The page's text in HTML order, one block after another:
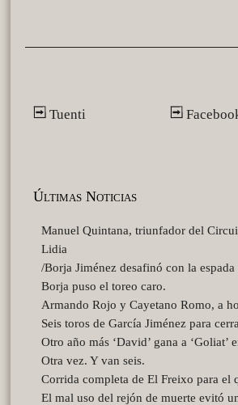
Tuenti
Últimas Noticias
Manuel Quintana, triunfador del
Lidia
/Borja Jiménez desafinó con la
Borja puso el toreo caro.
Armando Rojo y Cayetano Romo, a
Seis toros de García Jiménez para
Otro año más ‘David’ gana a
Otra vez. Y van seis.
Corrida completa de El Freixo para el
El mal uso del rejón de muerte evitó